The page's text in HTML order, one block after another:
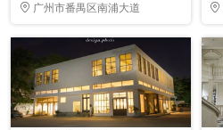
广州市番禺区南浦大道